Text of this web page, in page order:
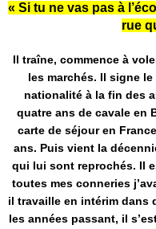
« Si tu ne vas pas à
rue
Il traîne, commence à
les marchés. Il signe
nationalité à la fin des
quatre ans de cavale en
carte de séjour en
ans. Puis vient la
qui lui sont reprochés. Il
toutes mes conneries
il travaille en intérim dans
les années passant, il